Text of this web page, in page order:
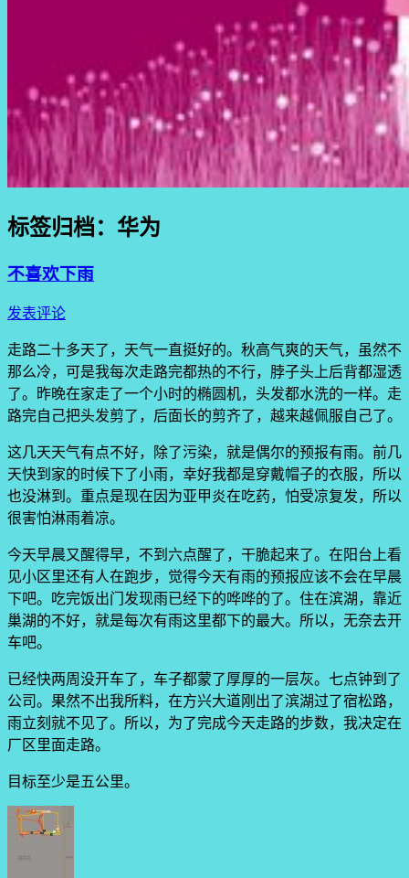
标签归档： 华为
不喜欢下雨
发表评论
走路二十多天了，天气一直挺好的。秋高气爽的天气，虽然不
那么冷，可是我每次走路完都热的不行，脖子头上后背都湿透
了。昨晚在家走了一个小时的椭圆机，头发都水洗的一样。走
路完自己把头发剪了，后面长的剪齐了，越来越佩服自己了。
这几天天气有点不好，除了污染，就是偶尔的预报有雨。前几
天快到家的时候下了小雨，幸好我都是穿戴帽子的衣服，所以
也没淋到。重点是现在因为亚甲炎在吃药，怕受凉复发，所以
很害怕淋雨着凉。
今天早晨又醒得早，不到六点醒了，干脆起来了。在阳台上看
见小区里还有人在跑步，觉得今天有雨的预报应该不会在早晨
下吧。吃完饭出门发现雨已经下的哗哗的了。住在滨湖，靠近
巢湖的不好，就是每次有雨这里都下的最大。所以，无奈去开
车吧。
已经快两周没开车了，车子都蒙了厚厚的一层灰。七点钟到了
公司。果然不出我所料，在方兴大道刚出了滨湖过了宿松路，
雨立刻就不见了。所以，为了完成今天走路的步数，我决定在
厂区里面走路。
目标至少是五公里。